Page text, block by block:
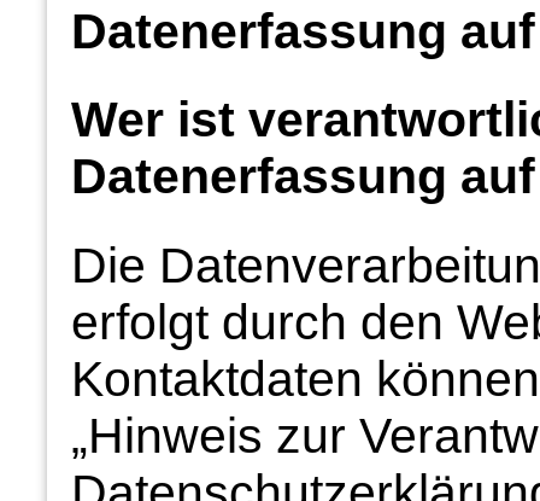
Datenerfassung
Wer ist
Datenerfassung
Die
erfolgt durch den
Kontaktdaten
„Hinweis zur